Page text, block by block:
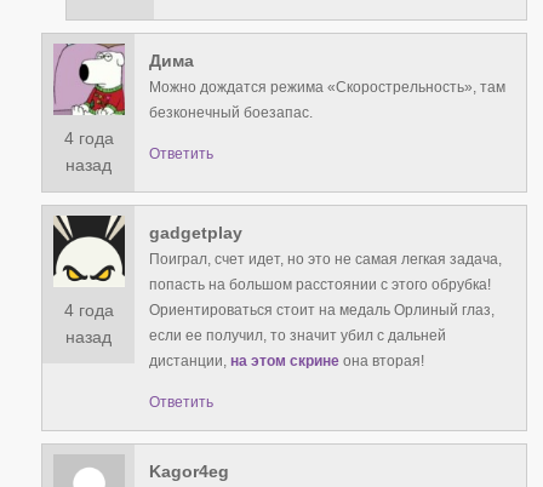
4 года
назад
Дима
Можно дождатся режима «Скорострельность», там
безконечный боезапас.
Ответить
4 года
назад
gadgetplay
Поиграл, счет идет, но это не самая легкая задача,
попасть на большом расстоянии с этого обрубка!
Ориентироваться стоит на медаль Орлиный глаз,
если ее получил, то значит убил с дальней
дистанции,на этом скрине она вторая!
Ответить
Kagor4eg